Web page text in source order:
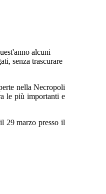
alcuni
senza trascurare
nella Necropoli
le più importanti e
29 marzo presso il